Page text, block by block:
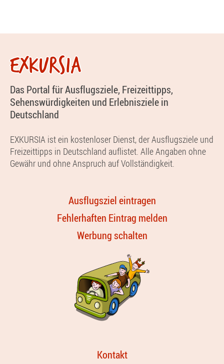
EXKURSIA
Das Portal für Ausflugsziele, Freizeittipps,
Sehenswürdigkeiten und Erlebnisziele in
Deutschland
EXKURSIA ist ein kostenloser Dienst, der Ausflugsziele und
Freizeittipps in Deutschland auflistet. Alle Angaben ohne
Gewähr und ohne Anspruch auf Vollständigkeit.
Ausflugsziel eintragen
Fehlerhaften Eintrag melden
Werbung schalten
Kontakt